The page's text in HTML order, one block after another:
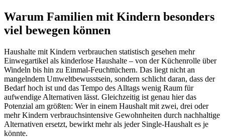
Warum Familien mit Kindern besonders
viel bewegen können
Haushalte mit Kindern verbrauchen statistisch gesehen mehr
Einwegartikel als kinderlose Haushalte – von der Küchenrolle über
Windeln bis hin zu Einmal-Feuchttüchern. Das liegt nicht an
mangelndem Umweltbewusstsein, sondern schlicht daran, dass der
Bedarf hoch ist und das Tempo des Alltags wenig Raum für
aufwendige Alternativen lässt. Gleichzeitig ist genau hier das
Potenzial am größten: Wer in einem Haushalt mit zwei, drei oder
mehr Kindern verbrauchsintensive Gewohnheiten durch nachhaltige
Alternativen ersetzt, bewirkt mehr als jeder Single-Haushalt es je
könnte.